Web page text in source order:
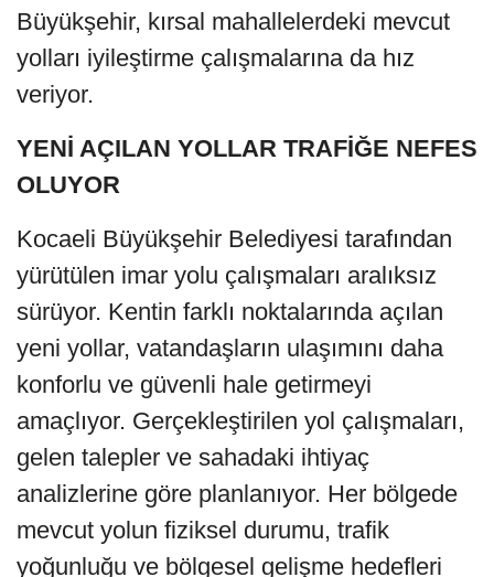
Büyükşehir, kırsal mahallelerdeki mevcut
yolları iyileştirme çalışmalarına da hız
veriyor.
YENİ AÇILAN YOLLAR TRAFİĞE NEFES
OLUYOR
Kocaeli Büyükşehir Belediyesi tarafından
yürütülen imar yolu çalışmaları aralıksız
sürüyor. Kentin farklı noktalarında açılan
yeni yollar, vatandaşların ulaşımını daha
konforlu ve güvenli hale getirmeyi
amaçlıyor. Gerçekleştirilen yol çalışmaları,
gelen talepler ve sahadaki ihtiyaç
analizlerine göre planlanıyor. Her bölgede
mevcut yolun fiziksel durumu, trafik
yoğunluğu ve bölgesel gelişme hedefleri